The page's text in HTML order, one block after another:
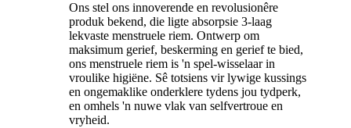
Ons stel ons innoverende en revolusionêre
produk bekend, die ligte absorpsie 3-laag
lekvaste menstruele riem. Ontwerp om
maksimum gerief, beskerming en gerief te bied,
ons menstruele riem is 'n spel-wisselaar in
vroulike higiëne. Sê totsiens vir lywige kussings
en ongemaklike onderklere tydens jou tydperk,
en omhels 'n nuwe vlak van selfvertroue en
vryheid.